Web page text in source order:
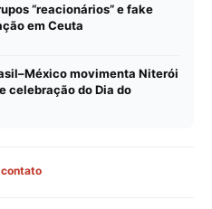
“reacionários” e fake
em Ceuta
movimenta Niterói
celebração do Dia do